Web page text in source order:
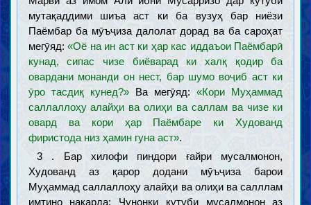
мутақаддими шиъа аст ки ба вузуҳ бар ниёзи
Паёмбар ба мӯъҷиза далолат дорад ва ба сароҳат
мегӯяд:«Оё на ин аст ки ҳар кас иддаъои Паёмбарӣ
кунад, сипас чизе биёварад ки халқ қодир ба
овардани монанди он нест, бар шумо воҷиб аст ки
ӯро тасдиқ кунед?»Ва мегӯяд:«Кори Муҳаммад
саллаллоҳу алайҳи ва олиҳи ва саллам ва чизе ки
овард ва кори ҳар Паёмбаре ки Худованд
фиристода низ ҳамин гуна аст».
3 . Бар хилофи пиндори ғайри мусалмонон,
Худованд аз қарор додани мӯъҷиза барои
Муҳаммад саллаллоҳу алайҳи ва олиҳи ва салллам
имтино накарда; Чунонки кутуби мусалмонон аз